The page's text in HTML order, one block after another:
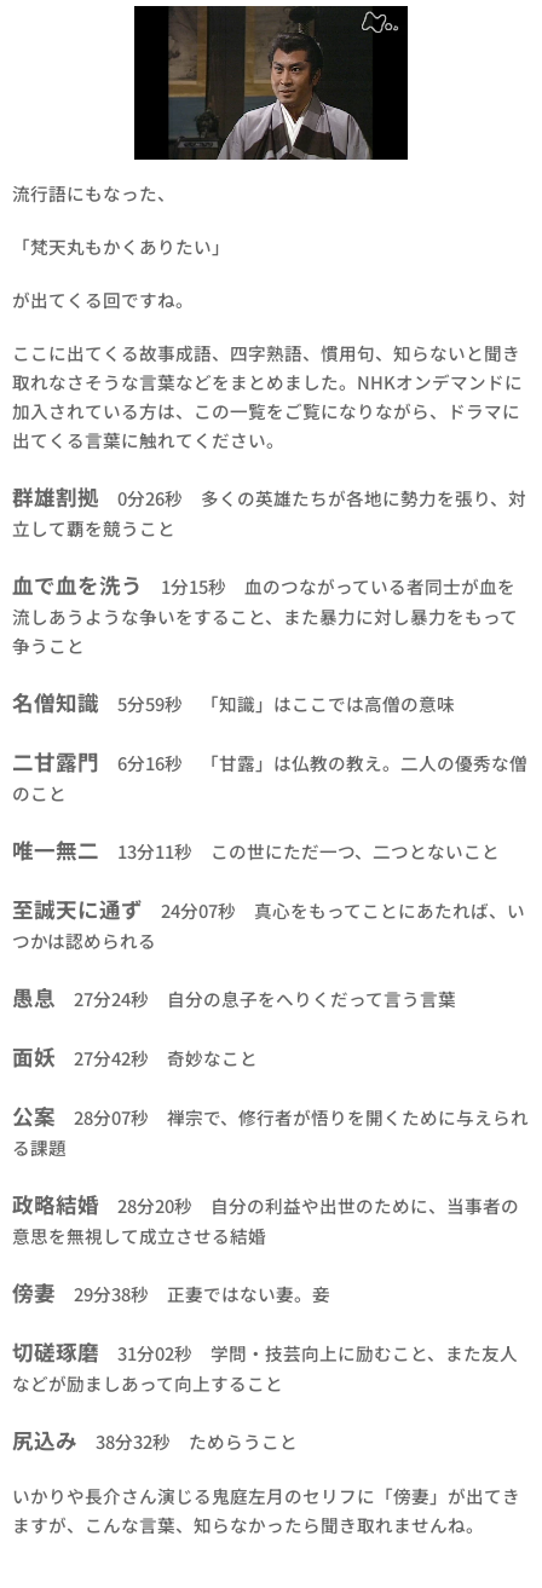
流行語にもなった、
「梵天丸もかくありたい」
が出てくる回ですね。
ここに出てくる故事成語、四字熟語、慣用句、知らないと聞き
取れなさそうな言葉などをまとめました。NHKオンデマンドに
加入されている方は、この一覧をご覧になりながら、ドラマに
出てくる言葉に触れてください。
群雄割拠 0分26秒 多くの英雄たちが各地に勢力を張り、対
立して覇を競うこと
血で血を洗う
1分15秒 血のつながっている者同士が血を
流しあうような争いをすること、また暴力に対し暴力をもって
争うこと
名僧知識 5分59秒 「知識」はここでは高僧の意味
二甘露門 6分16秒 「甘露」は仏教の教え。二人の優秀な僧
のこと
唯一無二 13分11秒 この世にただ一つ、二つとないこと
至誠天に通ず 24分07秒 真心をもってことにあたれば、い
つかは認められる
愚息 27分24秒 自分の息子をへりくだって言う言葉
面妖 27分42秒 奇妙なこと
公案 28分07秒 禅宗で、修行者が悟りを開くために与えられ
る課題
政略結婚 28分20秒 自分の利益や出世のために、当事者の
意思を無視して成立させる結婚
傍妻 29分38秒 正妻ではない妻。妾
切磋琢磨 31分02秒 学問・技芸向上に励むこと、また友人
などが励ましあって向上すること
尻込み 38分32秒 ためらうこと
いかりや長介さん演じる鬼庭左月のセリフに「傍妻」が出てき
ますが、こんな言葉、知らなかったら聞き取れませんね。